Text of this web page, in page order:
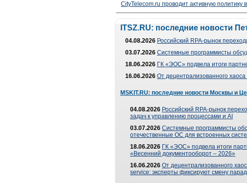
CityTelecom.ru проводит активную политику
ITSZ.RU: последние новости
04.08.2026 Российский RPA-рынок
03.07.2026 Системные программисты
18.06.2026 ГК «ЭОС» подвела итоги
16.06.2026 От децентрализованного
MSKIT.RU: последние новости Москвы и
04.08.2026 Российский RPA-рынок
задач к управлению процессами и AI
03.07.2026 Системные программисты
отечественные ОС для встроенных
18.06.2026 ГК «ЭОС» подвела итоги
«Весенний документооборот – 2026»
16.06.2026 От децентрализованного
service: эксперты фиксируют смену